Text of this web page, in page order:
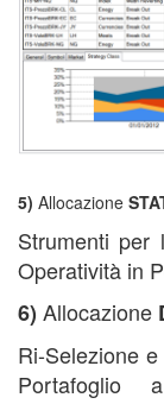
5) Allocazione
Strumenti per
Operatività in
6) Allocazione
Ri-Selezione
Portafoglio